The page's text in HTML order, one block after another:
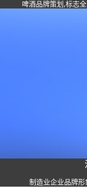
啤酒品牌策划,标志
制造业企业品牌